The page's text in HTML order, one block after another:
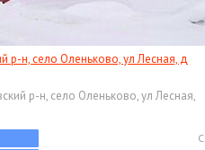
р-н, село Оленьково, ул Лесная, д
р-н, село Оленьково, ул Лесная,
C